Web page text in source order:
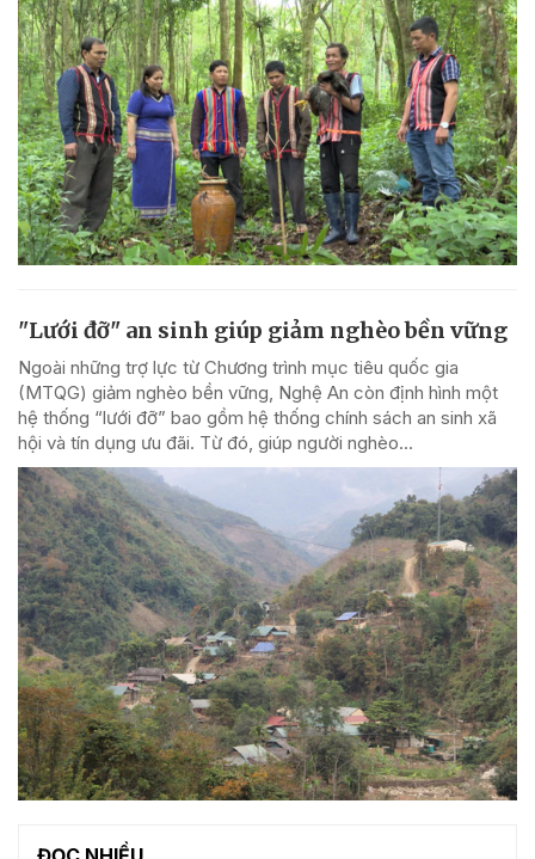
"Lưới đỡ" an sinh giúp giảm nghèo bền vững
Ngoài những trợ lực từ Chương trình mục tiêu quốc gia
(MTQG) giảm nghèo bền vững, Nghệ An còn định hình một
hệ thống “lưới đỡ” bao gồm hệ thống chính sách an sinh xã
hội và tín dụng ưu đãi. Từ đó, giúp người nghèo...